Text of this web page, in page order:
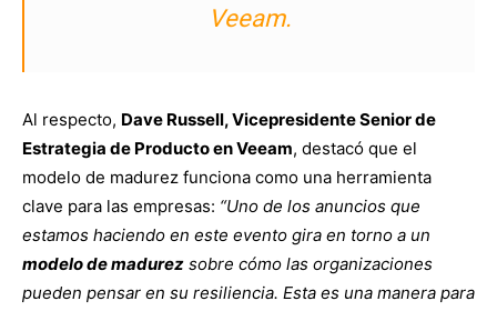
Veeam.
Al respecto, Dave Russell, Vicepresidente Senior de
Estrategia de Producto en Veeam, destacó que el
modelo de madurez funciona como una herramienta
clave para las empresas: “Uno de los anuncios que
estamos haciendo en este evento gira en torno a un
modelo de madurez sobre cómo las organizaciones
pueden pensar en su resiliencia. Esta es una manera para